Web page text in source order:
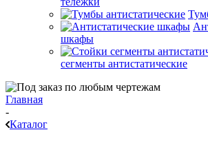
шкафы
сегменты антистатические
Главная
-
Каталог